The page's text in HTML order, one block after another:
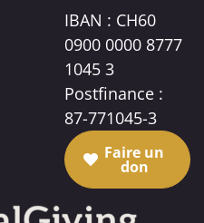
IBAN : CH60
0900 0000 8777
1045 3
Postfinance :
87-771045-3
Faire un
don